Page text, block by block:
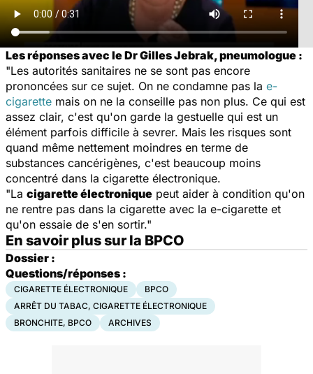
Les réponses avec le Dr Gilles Jebrak, pneumologue :
"Les autorités sanitaires ne se sont pas encore
prononcées sur ce sujet. On ne condamne pas la e-
cigarette mais on ne la conseille pas non plus. Ce qui est
assez clair, c'est qu'on garde la gestuelle qui est un
élément parfois difficile à sevrer. Mais les risques sont
quand même nettement moindres en terme de
substances cancérigènes, c'est beaucoup moins
concentré dans la cigarette électronique.
"La cigarette électronique peut aider à condition qu'on
ne rentre pas dans la cigarette avec la e-cigarette et
qu'on essaie de s'en sortir."
En savoir plus sur la BPCO
Dossier :
Questions/réponses :
CIGARETTE ÉLECTRONIQUE
BPCO
ARRÊT DU TABAC, CIGARETTE ÉLECTRONIQUE
BRONCHITE, BPCO
ARCHIVES